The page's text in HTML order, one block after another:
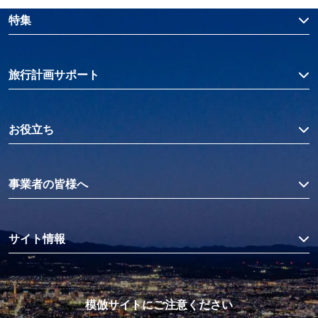
特集
旅行計画サポート
お役立ち
事業者の皆様へ
サイト情報
模倣サイトにご注意ください